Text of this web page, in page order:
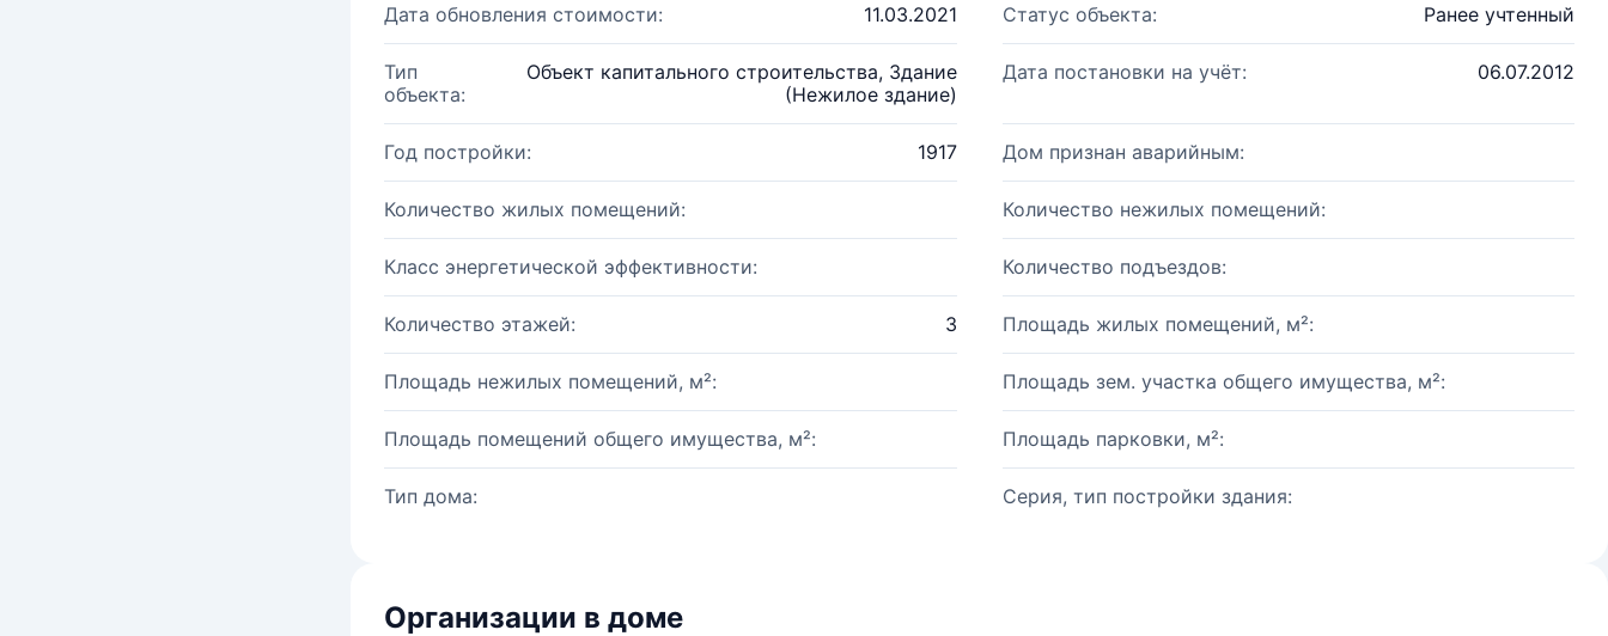
Дата обновления стоимости: 11.03.2021 Статус объекта: Ранее учтенный
Тип
объекта:
Объект капитального строительства, Здание
(Нежилое здание)
Дата постановки на учёт: 06.07.2012
Год постройки: 1917 Дом признан аварийным:
Количество жилых помещений: Количество нежилых помещений:
Класс энергетической эффективности: Количество подъездов:
Количество этажей: 3 Площадь жилых помещений, м²:
Площадь нежилых помещений, м²: Площадь зем. участка общего имущества, м²:
Площадь помещений общего имущества, м²: Площадь парковки, м²:
Тип дома: Серия, тип постройки здания:
Организации в доме